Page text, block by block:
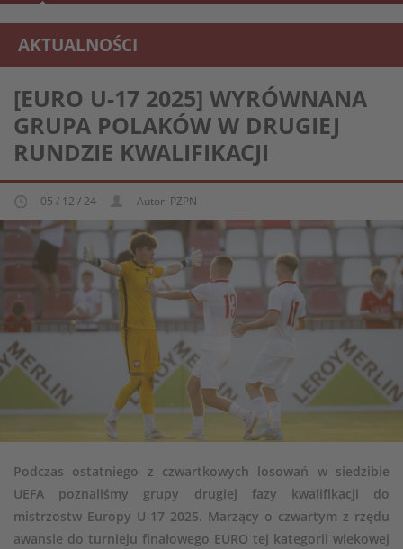
AKTUALNOŚCI
REPREZENTACJA MŁODZIEŻOWA U-17
[EURO U-17 2025] WYRÓWNANA
GRUPA POLAKÓW W DRUGIEJ
RUNDZIE KWALIFIKACJI
05 / 12 / 24 Autor: PZPN
Podczas ostatniego z czwartkowych losowań w siedzibie
UEFA poznaliśmy grupy drugiej fazy kwalifikacji do
mistrzostw Europy U-17 2025. Marzący o czwartym z rzędu
awansie do turnieju finałowego EURO tej kategorii wiekowej